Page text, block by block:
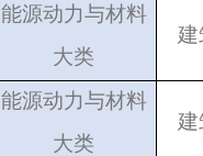
能源动力与材料
大类
建
能源动力与材料
大类
建